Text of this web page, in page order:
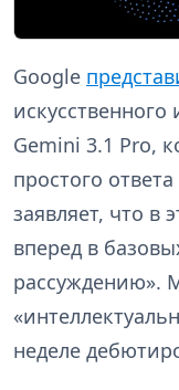
Google
Gemini 3.1 Pro,
простого
заявляет, что в
вперед в
рассуждению».
неделе